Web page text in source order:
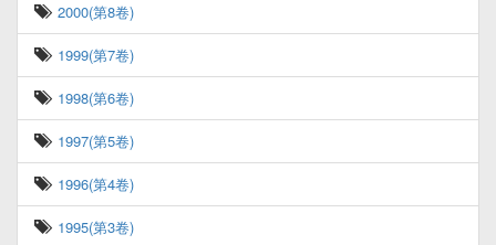
2000(第8卷)
1999(第7卷)
1998(第6卷)
1997(第5卷)
1996(第4卷)
1995(第3卷)